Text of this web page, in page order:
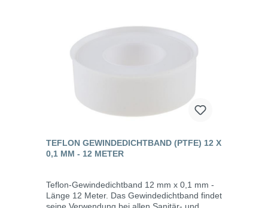
TEFLON GEWINDEDICHTBAND (PTFE) 12 X
0,1 MM - 12 METER
Teflon-Gewindedichtband 12 mm x 0,1 mm -
Länge 12 Meter. Das Gewindedichtband findet
seine Verwendung bei allen Sanitär- und